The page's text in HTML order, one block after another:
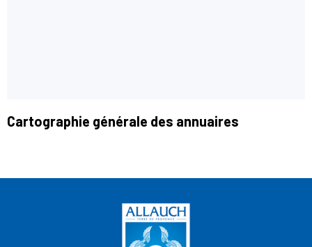
Cartographie générale des annuaires